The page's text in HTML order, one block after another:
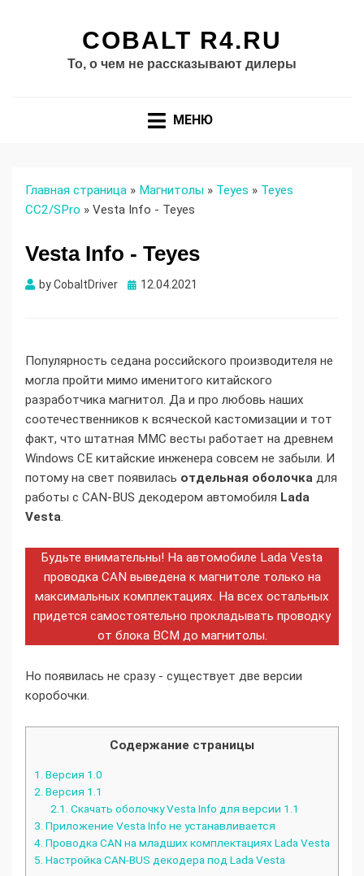
COBALT R4.RU
То, о чем не рассказывают дилеры
МЕНЮ
Главная страница » Магнитолы » Teyes » Teyes
СС2/SPro » Vesta Info - Teyes
Vesta Info - Teyes
byCobaltDriver Опубликовано
12.04.2021
Популярность седана российского производителя не
могла пройти мимо именитого китайского
разработчика магнитол. Да и про любовь наших
соотечественников к всяческой кастомизации и тот
факт, что штатная MMC весты работает на древнем
Windows CE китайские инженера совсем не забыли. И
потому на свет появилась отдельная оболочка для
работы с CAN-BUS декодером автомобиля Lada
Vesta.
Будьте внимательны! На автомобиле Lada Vesta
проводка CAN выведена к магнитоле только на
максимальных комплектациях. На всех остальных
придется самостоятельно прокладывать проводку
от блока ВСМ до магнитолы.
Но появилась не сразу - существует две версии
коробочки.
Содержание страницы
1. Версия 1.0
2. Версия 1.1
2.1. Скачать оболочку Vesta Info для версии 1.1
3. Приложение Vesta Info не устанавливается
4. Проводка CAN на младших комплектациях Lada Vesta
5. Настройка CAN-BUS декодера под Lada Vesta